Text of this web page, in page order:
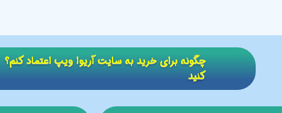
​​چگونه برای خرید به سایت آریوا ویپ اعتماد
کنید